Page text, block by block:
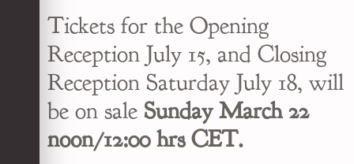
Tickets for the Opening
Reception July 15, and Closing
Reception Saturday July 18, will
be on sale Sunday March 22
noon/12:00 hrs CET.